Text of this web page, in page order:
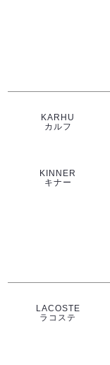
KARHU
カルフ
KINNER
キナー
LACOSTE
ラコステ